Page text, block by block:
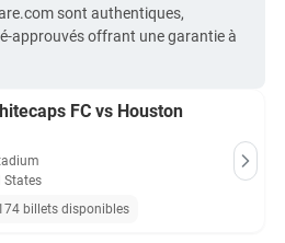
sont authentiques,
approuvés offrant une garantie à
FC vs Houston
States
billets disponibles